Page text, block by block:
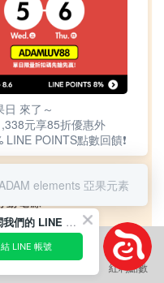
紅利點數
日 來了～
元享85折優惠外
LINE POINTS點數回饋❗️
elements 亞果元素
歡迎訂閱我們的 LINE 官方帳號
LINE 帳號